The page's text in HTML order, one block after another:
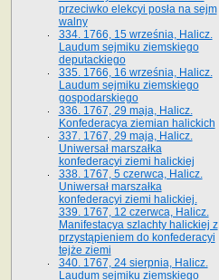
przeciwko elekcyi posła na sejm
walny
334. 1766, 15 września, Halicz.
Laudum sejmiku ziemskiego
deputackiego
335. 1766, 16 września, Halicz.
Laudum sejmiku ziemskiego
gospodarskiego
336. 1767, 29 maja, Halicz.
Konfederacya ziemian halickich
337. 1767, 29 maja, Halicz.
Uniwersał marszałka
konfederacyi ziemi halickiej
338. 1767, 5 czerwca, Halicz.
Uniwersał marszałka
konfederacyi ziemi halickiej.
339. 1767, 12 czerwca, Halicz.
Manifestacya szlachty halickiej z
przystąpieniem do konfederacyi
tejże ziemi
340. 1767, 24 sierpnia, Halicz.
Laudum sejmiku ziemskiego